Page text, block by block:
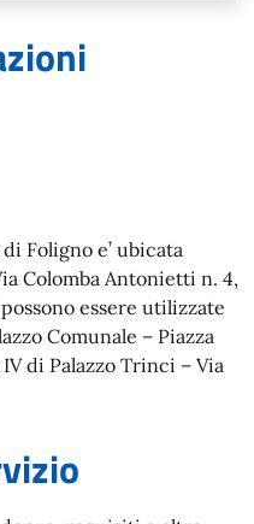
Foligno e’ ubicata
Colomba Antonietti n. 4,
essere utilizzate
Comunale – Piazza
di Palazzo Trinci – Via